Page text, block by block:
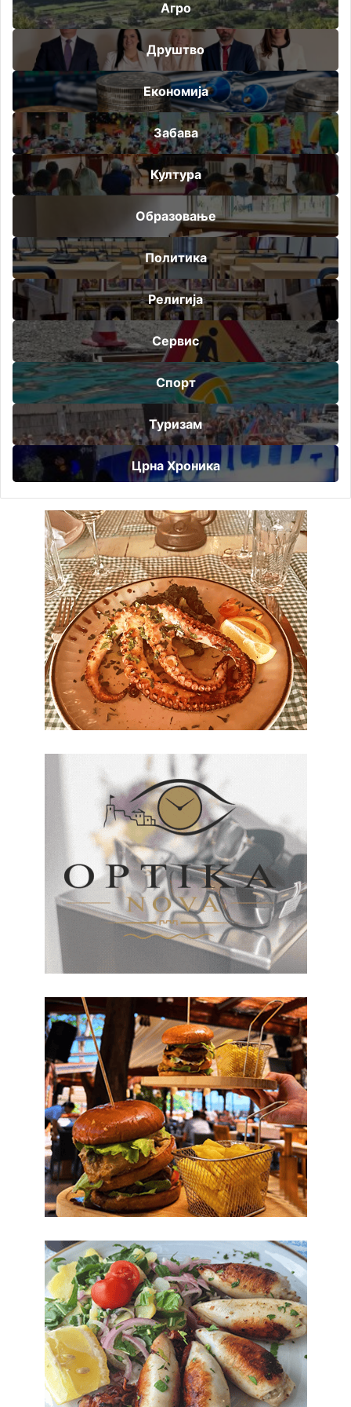
Агро
Друштво
Економија
Забава
Култура
Образовање
Политика
Религија
Сервис
Спорт
Туризам
Црна Хроника